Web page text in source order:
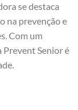
se destaca
na prevenção e
Com um
Senior é